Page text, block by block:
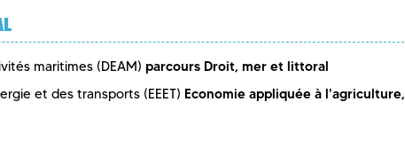
maritimes (DEAM) parcours Droit, mer et littoral
et des transports (EEET) Economie appliquée à l'agriculture,